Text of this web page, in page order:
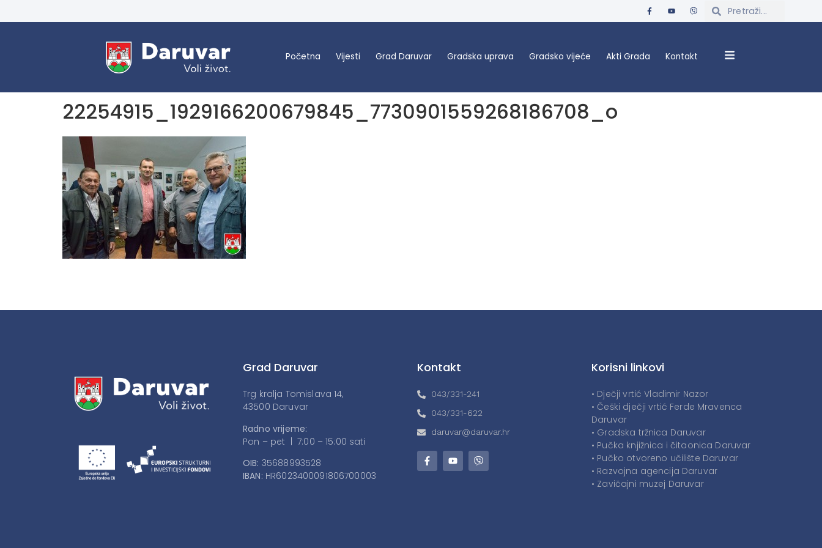
Početna Vijesti Grad Daruvar Gradska uprava Gradsko vijeće Akti Grada Kontakt
22254915_1929166200679845_7730901559268186708_o
Grad Daruvar
Trg kralja Tomislava 14,
43500 Daruvar
Radno vrijeme:
Pon – pet | 7:00 – 15:00 sati
OIB: 35688993528
IBAN: HR6023400091806700003
Kontakt
043/331-241
043/331-622
daruvar@daruvar.hr
Korisni linkovi
• Dječji vrtić Vladimir Nazor
• Češki dječji vrtić Ferde Mravenca
Daruvar
• Gradska tržnica Daruvar
• Pučka knjižnica i čitaonica Daruvar
• Pučko otvoreno učilište Daruvar
• Razvojna agencija Daruvar
• Zavičajni muzej Daruvar